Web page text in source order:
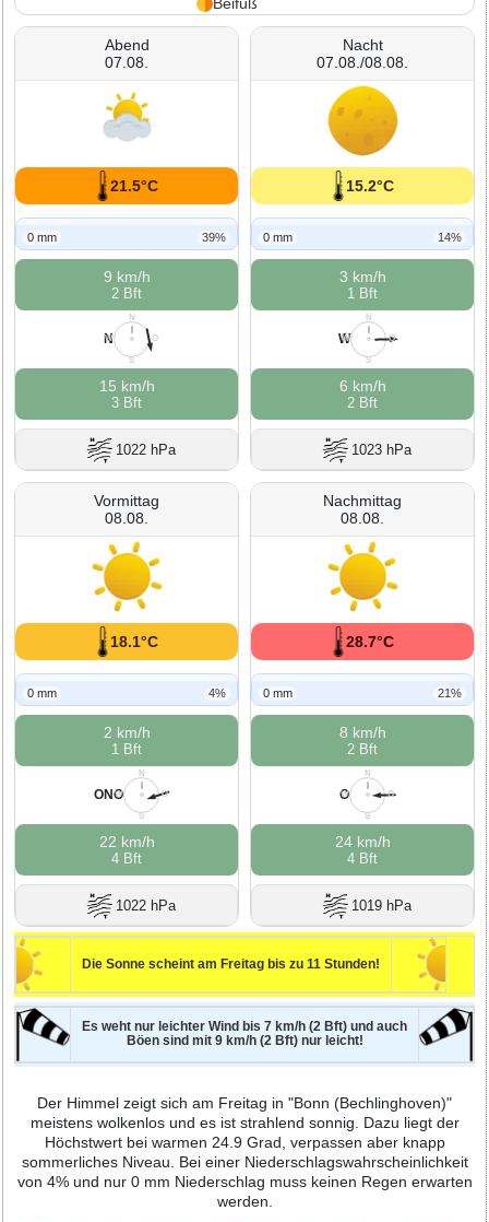
Beifuß
Abend
07.08.
21.5°C
0 mm 39%
9 km/h
2 Bft
N
O
S
W
N
15 km/h
3 Bft
1022 hPa
Nacht
07.08./08.08.
15.2°C
0 mm 14%
3 km/h
1 Bft
N
O
S
W
W
6 km/h
2 Bft
1023 hPa
Vormittag
08.08.
18.1°C
0 mm 4%
2 km/h
1 Bft
N
O
S
W
ONO
22 km/h
4 Bft
1022 hPa
Nachmittag
08.08.
28.7°C
0 mm 21%
8 km/h
2 Bft
N
O
S
W
O
24 km/h
4 Bft
1019 hPa
Die Sonne scheint am Freitag bis zu 11 Stunden!
Es weht nur leichter Wind bis 7 km/h (2 Bft) und auch
Böen sind mit 9 km/h (2 Bft) nur leicht!
Der Himmel zeigt sich am Freitag in "Bonn (Bechlinghoven)"
meistens wolkenlos und es ist strahlend sonnig. Dazu liegt der
Höchstwert bei warmen 24.9 Grad, verpassen aber knapp
sommerliches Niveau. Bei einer Niederschlagswahrscheinlichkeit
von 4% und nur 0 mm Niederschlag muss keinen Regen erwarten
werden.